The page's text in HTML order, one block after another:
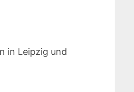
in Leipzig und